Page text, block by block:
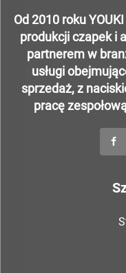
Od 2010 roku
produkcji czapek i
partnerem w
usługi
sprzedaż, z
pracę